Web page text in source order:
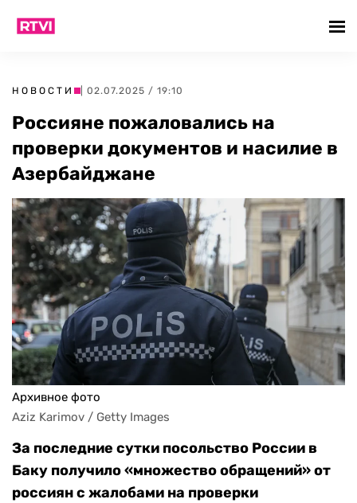
НОВОСТИ | 02.07.2025 / 19:10
Россияне пожаловались на
проверки документов и насилие в
Азербайджане
Архивное фото
Aziz Karimov / Getty Images
За последние сутки посольство России в
Баку получило «множество обращений» от
россиян с жалобами на проверки